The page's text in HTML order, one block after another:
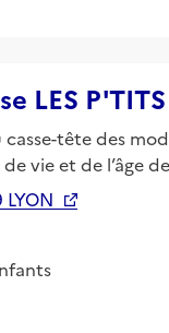
LES P'TITS
tête des
vie et de l’âge